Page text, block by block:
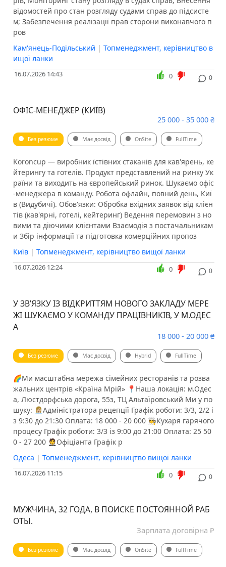
відомостей про стан розгляду судами справ до підсисте
м; Забезпечення реалізації прав сторони виконавчого п
ров
Кам'янець-Подільський | Топменеджмент, керівництво в
ищої ланки
16.07.2026 14:43 0
0
ОФІС-МЕНЕДЖЕР (КИЇВ)
25 000 - 35 000 ₴
Без резюме Має досвід OnSite FullTime
Koroncup — виробник їстівних стаканів для кав'ярень, ке
йтерингу та готелів. Продукт представлений на ринку Ук
раїни та виходить на європейський ринок. Шукаємо офіс
-менеджера в команду. Робота офлайн, повний день, Киї
в (Видубичі). Обов'язки: Обробка вхідних заявок від клієн
тів (кав'ярні, готелі, кейтеринг) Ведення перемовин з но
вими та діючими клієнтами Взаємодія з постачальникам
и Збір інформації та підготовка комерційних пропоз
Київ | Топменеджмент, керівництво вищої ланки
16.07.2026 12:24 0
0
У ЗВʼЯЗКУ ІЗ ВІДКРИТТЯМ НОВОГО ЗАКЛАДУ МЕРЕ
ЖІ ШУКАЄМО У КОМАНДУ ПРАЦІВНИКІВ, У М.ОДЕС
А
18 000 - 20 000 ₴
Без резюме Має досвід Hybrid FullTime
🌈Ми масштабна мережа сімейних ресторанів та розва
жальних центрів «Країна Мрій» 📍Наша локація: м.Одес
а, Люстдорфська дорога, 55з, ТЦ Альтаїровський Ми у по
шуку: 👩🏼‍💼Адміністратора рецепції Графік роботи: 3/3, 2/2 і
з 9:30 до 21:30 Оплата: 18 000 - 20 000 🧑‍🍳Кухаря гарячого
процесу Графік роботи: 3/3 із 9:00 до 21:00 Оплата: 25 50
0 - 27 200 🤵‍️Офіціанта Графік р
Одеса | Топменеджмент, керівництво вищої ланки
16.07.2026 11:15 0
0
МУЖЧИНА, 32 ГОДА, В ПОИСКЕ ПОСТОЯННОЙ РАБ
ОТЫ.
Зарплата договірна ₽
Без резюме Має досвід OnSite FullTime